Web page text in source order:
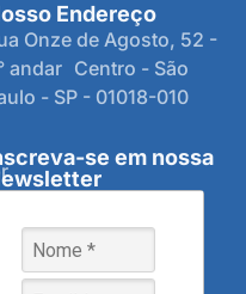
Endereço
Onze de Agosto, 52 -
andar Centro - São
- SP - 01018-010
se em nossa